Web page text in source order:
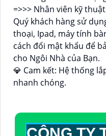
=>>> Nhân viên kỹ
Quý khách hàng sử
thoại, Ipad, máy tính
cách đổi mật khẩu để
cho Ngôi Nhà của Bạn.
💎 Cam kết: Hệ thống
nhanh chóng.